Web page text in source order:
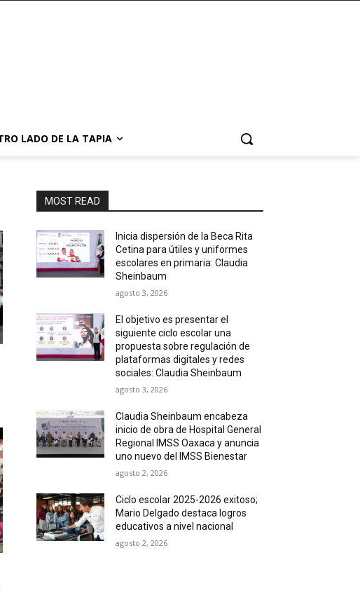
LADO DE LA TAPIA
MOST READ
Inicia dispersión de la Beca Rita
Cetina para útiles y uniformes
escolares en primaria: Claudia
Sheinbaum
agosto 3, 2026
El objetivo es presentar el
siguiente ciclo escolar una
propuesta sobre regulación de
plataformas digitales y redes
sociales: Claudia Sheinbaum
agosto 3, 2026
Claudia Sheinbaum encabeza
inicio de obra de Hospital General
Regional IMSS Oaxaca y anuncia
uno nuevo del IMSS Bienestar
agosto 2, 2026
Ciclo escolar 2025-2026 exitoso;
Mario Delgado destaca logros
educativos a nivel nacional
agosto 2, 2026